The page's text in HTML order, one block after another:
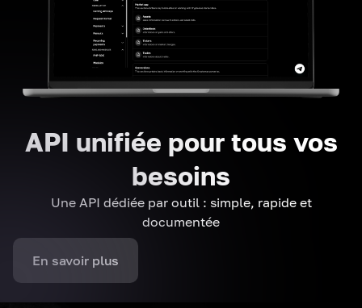
API unifiée pour tous vos
besoins
Une API dédiée par outil : simple, rapide et
documentée
En savoir plus